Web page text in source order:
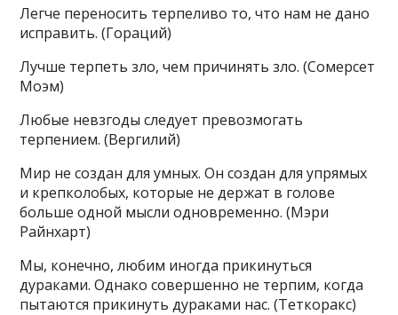
Легче переносить терпеливо то, что нам не дано
исправить. (Гораций)
Лучше терпеть зло, чем причинять зло. (Сомерсет
Моэм)
Любые невзгоды следует превозмогать
терпением. (Вергилий)
Мир не создан для умных. Он создан для упрямых
и крепколобых, которые не держат в голове
больше одной мысли одновременно. (Мэри
Райнхарт)
Мы, конечно, любим иногда прикинуться
дураками. Однако совершенно не терпим, когда
пытаются прикинуть дураками нас. (Теткоракс)